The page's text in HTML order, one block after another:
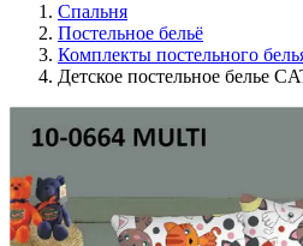
Спальня
Постельное бельё
Комплекты постельного
Детское постельное белье